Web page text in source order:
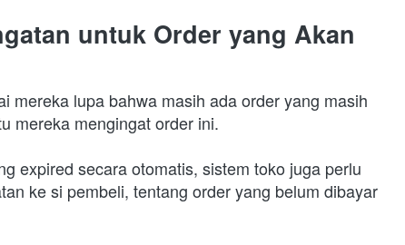
untuk Order yang Akan
mereka lupa bahwa masih ada order yang masih
mereka mengingat order ini.
expired secara otomatis, sistem toko juga perlu
ke si pembeli, tentang order yang belum dibayar